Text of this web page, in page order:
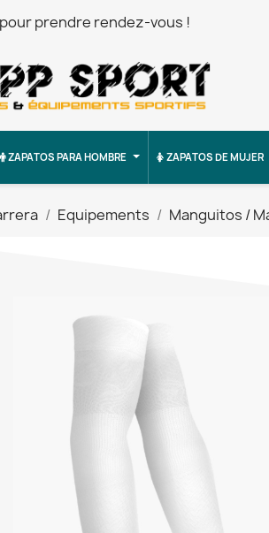
prendre rendez-vous !
ZAPATOS PARA HOMBRE ZAPATOS DE MUJER
Equipements Manguitos /